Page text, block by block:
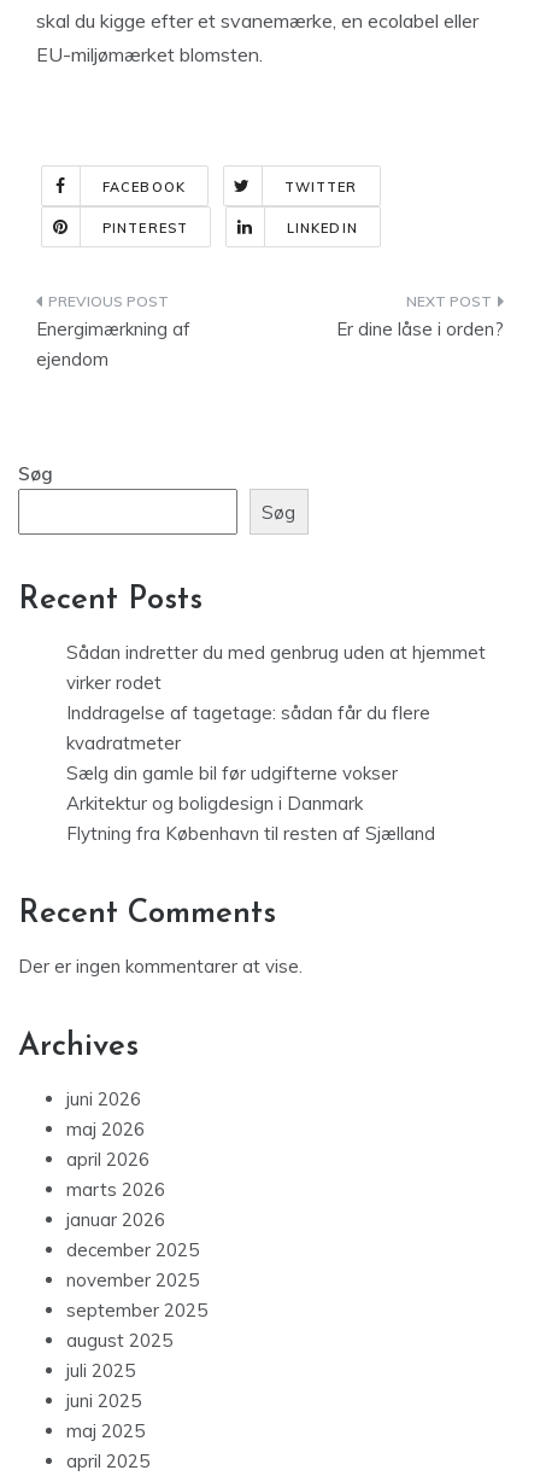
skal du kigge efter et svanemærke, en ecolabel eller
EU-miljømærket blomsten.
FACEBOOK TWITTER
PINTEREST LINKEDIN
Indlægsnavigation
Energimærkning af
ejendom
Er dine låse i orden?
Søg
Søg
Recent Posts
Sådan indretter du med genbrug uden at hjemmet
virker rodet
Inddragelse af tagetage: sådan får du flere
kvadratmeter
Sælg din gamle bil før udgifterne vokser
Arkitektur og boligdesign i Danmark
Flytning fra København til resten af Sjælland
Recent Comments
Der er ingen kommentarer at vise.
Archives
juni 2026
maj 2026
april 2026
marts 2026
januar 2026
december 2025
november 2025
september 2025
august 2025
juli 2025
juni 2025
maj 2025
april 2025